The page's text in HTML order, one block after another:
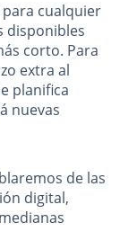
cualquier
disponibles
corto. Para
extra al
planifica
nuevas
de las
digital,